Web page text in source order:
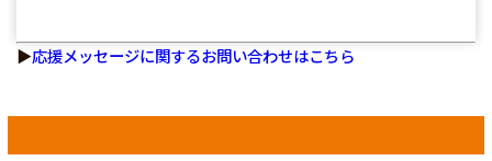
▶応援メッセージに関するお問い合わせはこちら